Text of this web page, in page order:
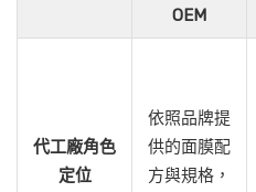
OEM
代工廠角色
定位
依照品牌提
供的面膜配
方與規格，